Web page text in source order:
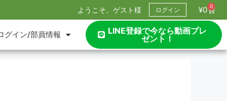
ようこそ、ゲスト様 ログイン ¥0 0
グイン/部員情報
LINE登録で今なら動画プレ
ゼント！